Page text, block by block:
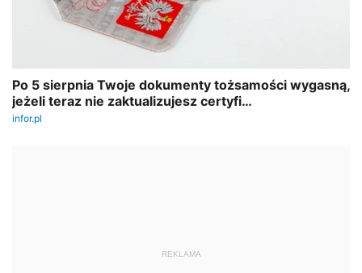
REKLAMA